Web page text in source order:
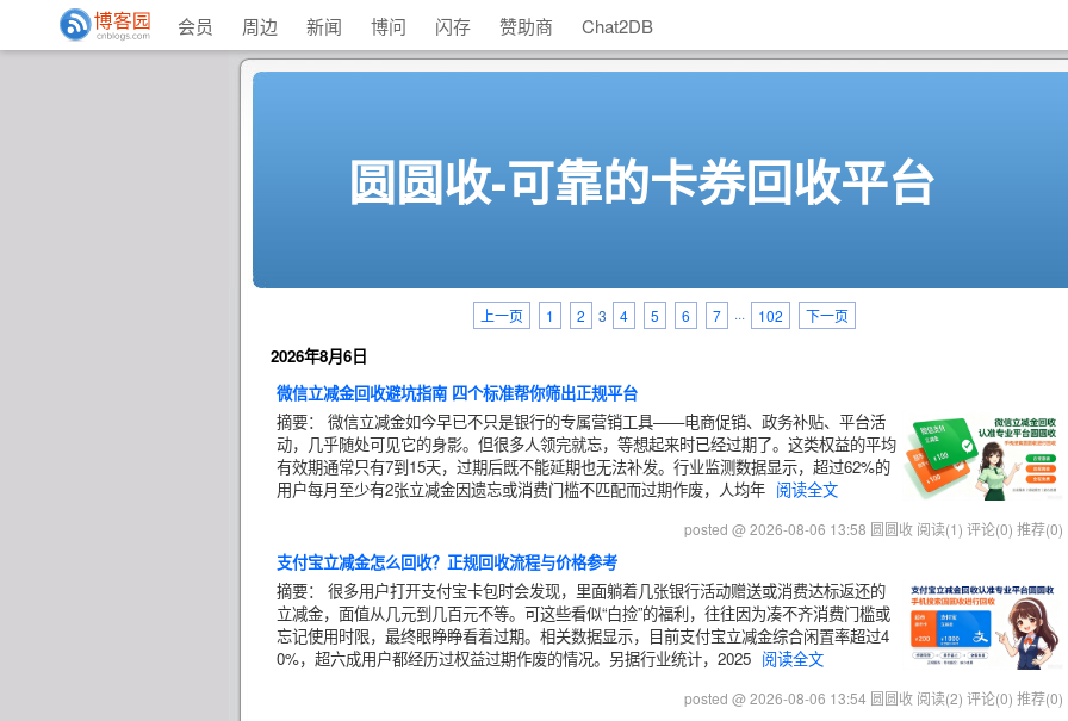
会员 周边 新闻 博问 闪存 赞助商 Chat2DB
圆圆收-可靠的卡券回收平台
上一页 1 2 3 4 5 6 7 ··· 102 下一页
2026年8月6日
微信立减金回收避坑指南 四个标准帮你筛出正规平台
摘要： 微信立减金如今早已不只是银行的专属营销工具——电商促销、政务补贴、平台活
动，几乎随处可见它的身影。但很多人领完就忘，等想起来时已经过期了。这类权益的平均
有效期通常只有7到15天，过期后既不能延期也无法补发。行业监测数据显示，超过62%的
用户每月至少有2张立减金因遗忘或消费门槛不匹配而过期作废，人均年 阅读全文
posted @ 2026-08-06 13:58 圆圆收 阅读(1) 评论(0) 推荐(0)
支付宝立减金怎么回收？正规回收流程与价格参考
摘要： 很多用户打开支付宝卡包时会发现，里面躺着几张银行活动赠送或消费达标返还的
立减金，面值从几元到几百元不等。可这些看似“白捡”的福利，往往因为凑不齐消费门槛或
忘记使用时限，最终眼睁睁看着过期。相关数据显示，目前支付宝立减金综合闲置率超过4
0%，超六成用户都经历过权益过期作废的情况。另据行业统计，2025 阅读全文
posted @ 2026-08-06 13:54 圆圆收 阅读(2) 评论(0) 推荐(0)